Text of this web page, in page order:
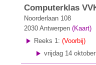
Computerklas
Noorderlaan 108
2030 Antwerpen (Kaart)
Reeks 1:(Voorbij)
vrijdag 14